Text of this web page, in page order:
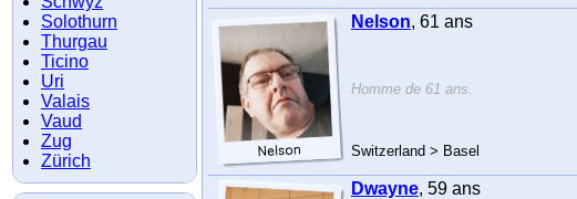
Solothurn
Thurgau
Ticino
Uri
Valais
Vaud
Zug
Zürich
Nelson, 61 ans
Homme de 61 ans.
Switzerland > Basel
Dwayne, 59 ans